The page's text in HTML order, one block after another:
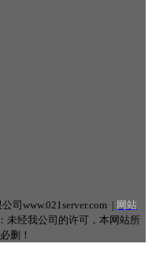
司www.021server.com | 网站
未经我公司的许可，本网站所
删！